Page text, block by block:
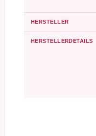
HERSTELLER
HERSTELLERDETAILS